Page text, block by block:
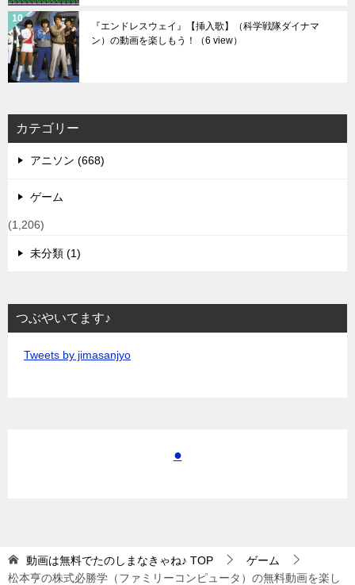
『エンドレスウェイ』【挿入歌】（科学戦隊ダイナマ
ン）の動画を楽しもう！
（6 view）
カテゴリー
アニソン (668)
ゲーム
(1,206)
未分類 (1)
つぶやいてます♪
Tweets by jimasanjyo
●
動画は無料でたのしまなきゃね♪ TOP
ゲーム
松本亨の株式必勝学（ファミリーコンピュータ）の無料動画を楽し